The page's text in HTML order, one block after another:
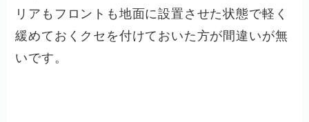
リアもフロントも地面に設置させた状態で軽く
緩めておくクセを付けておいた方が間違いが無
いです。